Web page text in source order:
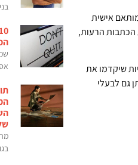
אישית
הכתבות הרעות,
שיקדמו את
גם לבעלי